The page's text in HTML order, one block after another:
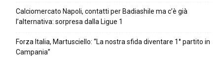
Calciomercato Napoli, contatti per Badiashile ma c’è già
l’alternativa: sorpresa dalla Ligue 1
Forza Italia, Martusciello: “La nostra sfida diventare 1° partito in
Campania”